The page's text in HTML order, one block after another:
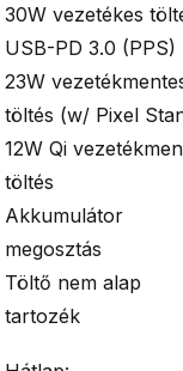
30W vezetékes
USB-PD 3.0 (PPS)
23W
töltés (w/ Pixel
12W Qi
töltés
Akkumulátor
megosztás
Töltő nem alap
tartozék